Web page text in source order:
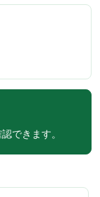
できます。